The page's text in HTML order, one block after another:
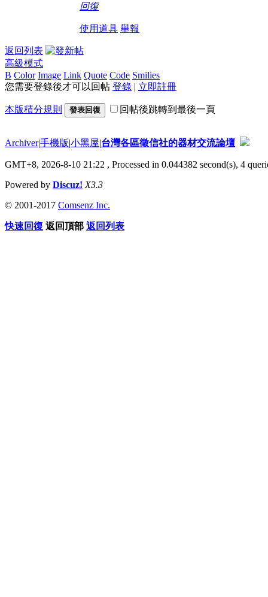
回復
使用道具 舉報
返回列表
高級模式
B Color Image Link Quote Code Smilies
您需要登錄後才可以回帖 登錄 | 立即註冊
本版積分規則 發表回復 回帖後跳轉到最後一頁
Archiver|手機版|小黑屋|台灣各區徵信社的器材交流論壇
GMT+8, 2026-8-10 21:22 , Processed in 0.044382 second(s), 4
Powered by Discuz! X3.3
© 2001-2017 Comsenz Inc.
快速回復 返回頂部 返回列表